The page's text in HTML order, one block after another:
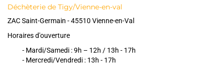
Déchèterie de Tigy/Vienne-en-val
ZAC Saint-Germain - 45510 Vienne-en-Val
Horaires d'ouverture
- Mardi/Samedi : 9h – 12h / 13h - 17h
- Mercredi/Vendredi : 13h - 17h